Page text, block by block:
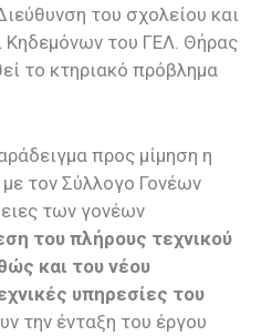
του σχολείου και
Κηδεμόνων του ΓΕΛ. Θήρας
το κτηριακό πρόβλημα
προς μίμηση η
τον Σύλλογο Γονέων
των γονέων
του πλήρους τεχνικού
και του νέου
υπηρεσίες του
την ένταξη του έργου